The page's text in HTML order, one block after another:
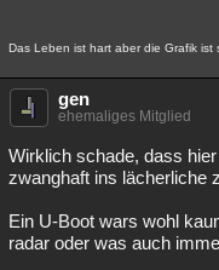
Das Leben ist hart aber die Grafik ist
gen
ehemaliges Mitglied
Wirklich schade, dass
zwanghaft ins lächerliche
Ein U-Boot wars wohl
radar oder was auch